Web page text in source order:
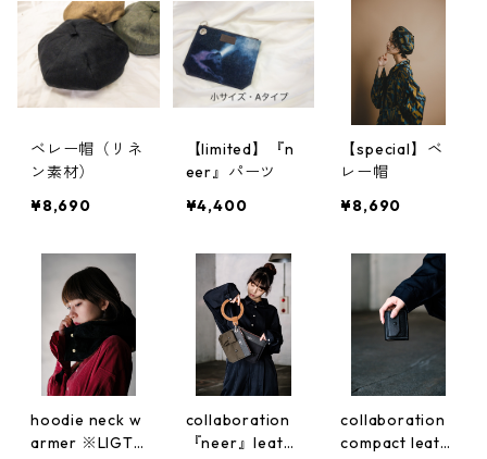
ベレー帽（リネ
ン素材）
¥8,690
【limited】『n
eer』パーツ
¥4,400
【special】ベ
レー帽
¥8,690
hoodie neck w
armer ※LIGTH
collaboration
『neer』leath
collaboration
compact leath